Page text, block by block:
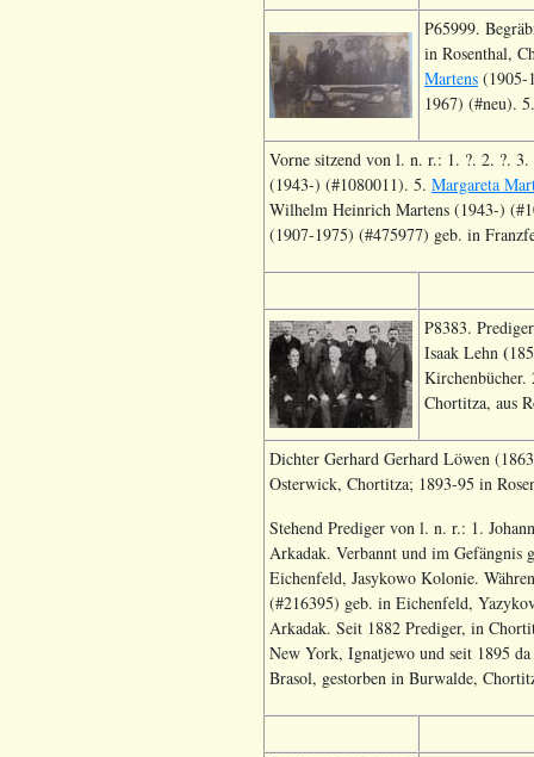
P65999.
in Rosenthal,
Martens (1905-
1967) (#neu).
Vorne sitzend von l. n. r.: 1. ?. 2. ?. 3.
(1943-) (#1080011). 5. Margareta
Wilhelm Heinrich Martens (1943-)
(1907-1975) (#475977) geb. in
P8383.
Isaak Lehn (
Chortitza, aus
Dichter Gerhard Gerhard Löwen
Osterwick, Chortitza; 1893-95 in
Stehend Prediger von l. n. r.: 1.
Arkadak. Verbannt und im Gefängnis
Eichenfeld, Jasykowo Kolonie.
(#216395) geb. in Eichenfeld,
Arkadak. Seit 1882 Prediger, in
New York, Ignatjewo und seit 1895
Brasol, gestorben in Burwalde,